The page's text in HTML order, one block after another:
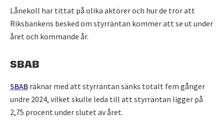
Lånekoll har tittat på olika aktörer och hur de tror att
Riksbankens besked om styrräntan kommer att se ut under
året och kommande år.
SBAB
SBAB räknar med att styrräntan sänks totalt fem gånger
undre 2024, vilket skulle leda till att styrräntan ligger på
2,75 procent under slutet av året.